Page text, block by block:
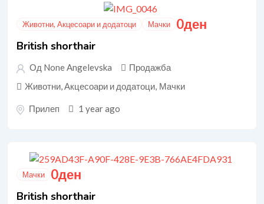
Животни, Акцесоари и додатоци Мачки 0ден
British shorthair
Од None Angelevska
Продажба
Животни, Акцесоари и додатоци, Мачки
Прилеп 1 year ago
Мачки 0ден
British shorthair